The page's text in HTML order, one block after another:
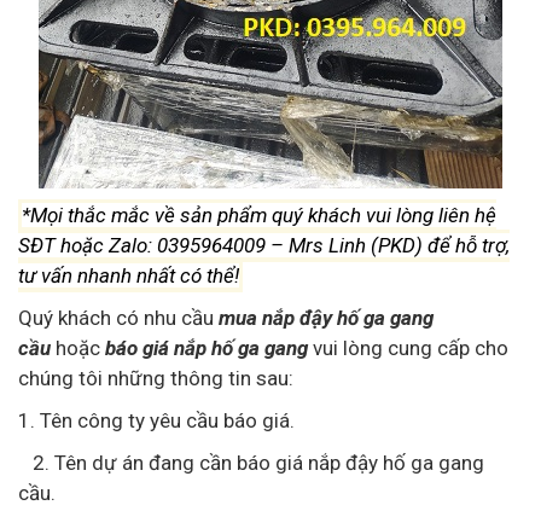
*Mọi thắc mắc về sản phẩm quý khách vui lòng liên hệ
SĐT hoặc Zalo: 0395964009 – Mrs Linh (PKD) để hỗ trợ,
tư vấn nhanh nhất có thể!
Quý khách có nhu cầu mua nắp đậy hố ga gang
cầu hoặc báo giá nắp hố ga gangvui lòng cung cấp cho
chúng tôi những thông tin sau:
1. Tên công ty yêu cầu báo giá.
2. Tên dự án đang cần báo giá nắp đậy hố ga gang
cầu.